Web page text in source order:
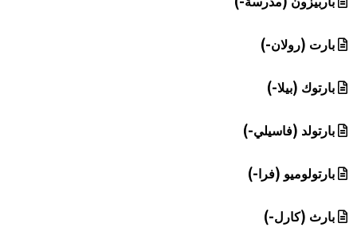
بارت (رولان-)
بارتوك (بيلا-)
بارتولد (فاسيلي-)
بارتولوميو (فرا-)
بارث (كارل-)